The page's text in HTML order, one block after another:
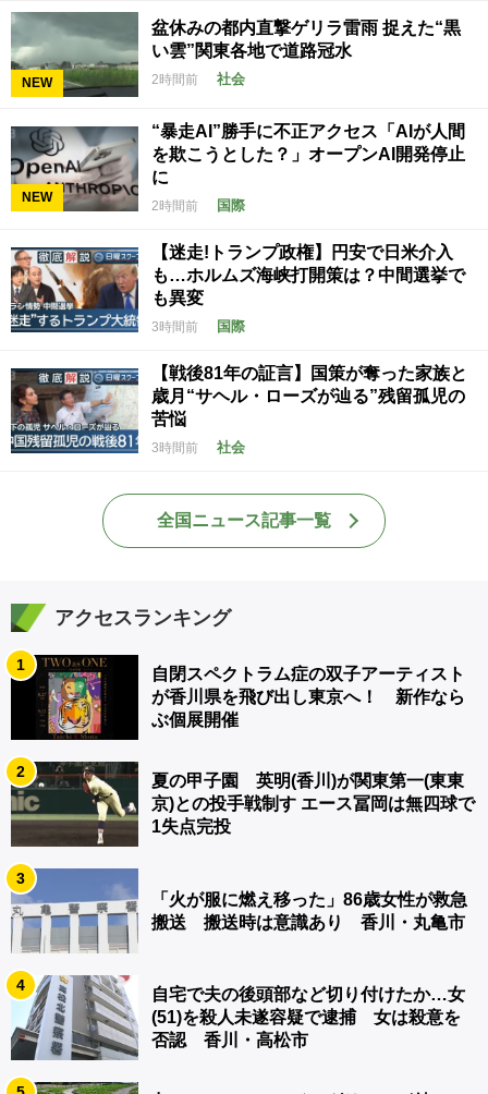
NEW
盆休みの都内直撃ゲリラ雷雨 捉えた“黒
い雲”関東各地で道路冠水
2時間前 社会
NEW
“暴走AI”勝手に不正アクセス「AIが人間
を欺こうとした？」オープンAI開発停止
に
2時間前 国際
【迷走!トランプ政権】円安で日米介入
も…ホルムズ海峡打開策は？中間選挙で
も異変
3時間前 国際
【戦後81年の証言】国策が奪った家族と
歳月“サヘル・ローズが辿る”残留孤児の
苦悩
3時間前 社会
全国ニュース記事一覧
アクセスランキング
1
自閉スペクトラム症の双子アーティスト
が香川県を飛び出し東京へ！ 新作なら
ぶ個展開催
2
夏の甲子園 英明(香川)が関東第一(東東
京)との投手戦制す エース冨岡は無四球で
1失点完投
3
「火が服に燃え移った」86歳女性が救急
搬送 搬送時は意識あり 香川・丸亀市
4
自宅で夫の後頭部など切り付けたか…女
(51)を殺人未遂容疑で逮捕 女は殺意を
否認 香川・高松市